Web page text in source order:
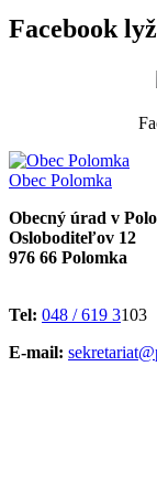
Facebook
Obec Polomka
Obecný úrad v
Osloboditeľov 12
976 66 Polomka
Tel: 048 / 619 3103
E-mail: